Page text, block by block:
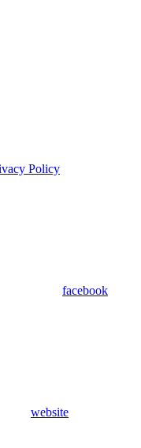
Policy
facebook
website